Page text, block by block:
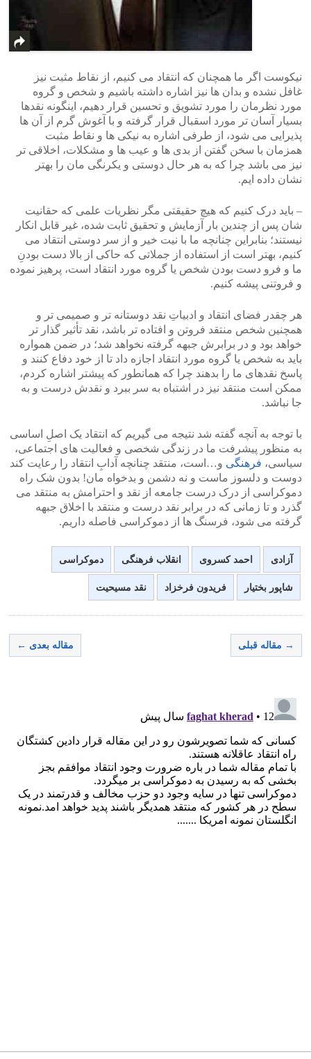
نیکوست اگر ما همچنان که انتقاد می کنیم، از نقاط مثبت نیز
غافل نشده و بدان ها نیز اشاره داشته باشیم و شخص و گروه
مورد نظرمان را مورد تشویق و تحسین قرار دهیم، اینگونه نقدها
بسیار آسان تر مورد اسقبال قرار گرفته و با آغوش گرم از آن ها
پذیرایی می شود، از طرفی اشاره به نیکی ها و نقاط مثبت
همزمان با سخن گفتن از بدی ها و عیب ها و مشکلات، اخلاقی تر
نیز می باشد چرا که به هر حال دوستی و یکرنگی مان را بهتر
نشان داده ایم.
– باید درک کنیم که هیچ حقیقتی مگر نظریات علمی که حقانیت
شان پس از چندین بار آزمایش و تحقیق ثابت شده، غیر قابل انکار
نیستند؛ بنابراین چنانچه ما با نیت خیر و از سر دوستی انتقاد می
کنیم، بهتر است از استفاده از جملاتی که حاکی از بالا دست بودنِ
ما و فرو دست بودن شخص یا گروه مورد انتقاد است، پرهیز نموده
و فروتنی پیشه کنیم.
هر چقدر فضای انتقاد و ادبیاتِ نقد دوستانه تر و صمیمی تر و
همچنین شخص منتقد فروتن و افتاده تر باشد، نقد تأثیر گذار تر
خواهد بود و در برابرش جبهه گرفته نخواهد شد؛ در ضمن همواره
باید به شخص یا گروه مورد انتقاد اجازه داد تا از خود دفاع کنند و
پاسخ نقدهای ما را بدهند چرا که همانطور که پیشتر اشاره کردم،
ممکن است منتقد نیز در اشتباه به سر ببرد و نقدش درست و به
جا نباشد.
با توجه به آنچه گفته شد نتیجه می گیریم که انتقاد یک اصلِ اساسی
به منظور پیشرفت ما در زندگی شخصی و فعالیت های اجتماعی،
سیاسی، فرهنگی و…است، منتقد چنانچه آدابِ انتقاد را رعایت کند
دوست و دلسوز ماست و نه دشمن و بدخواه مان! بدون شک راه
دموکراسی از درک درست جامعه از نقد و احترامش به منتقد می
گذرد و تا زمانی که در برابر نقد درست و منتقد با اخلاق جبهه
گرفته می شود، فرسنگ ها از دموکراسی فاصله داریم.
آزادی احمد کسروی انقلاب فرهنگی دموکراسی
شاپور بختیار فریدون فرخزاد نقد مسیحیت
→ مقاله قبلی مقاله بعدی ←